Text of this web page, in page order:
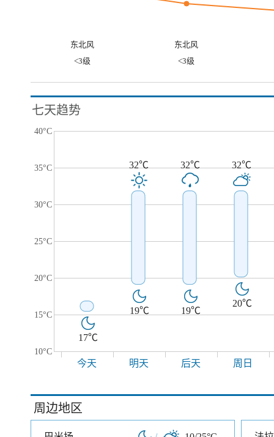
东北风
东北风
<3级
<3级
七天趋势
40°C
35°C
30°C
25°C
20°C
15°C
10°C
17℃
32℃
19℃
32℃
19℃
32℃
20℃
今天 明天 后天 周日
周边地区